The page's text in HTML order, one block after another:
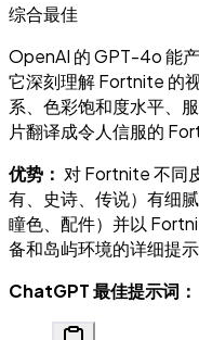
综合最佳
OpenAI 的 GPT-4o 能
它深刻理解 Fortnite 的
系、色彩饱和度水平、
片翻译成令人信服的
优势： 对 Fortnite 不同
有、史诗、传说）有细
瞳色、配件）并以
备和岛屿环境的详细提示
ChatGPT 最佳提示词：